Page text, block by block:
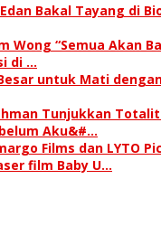
Bakal Tayang di
Wong “Semua Akan
di …
untuk Mati
Tunjukkan
Aku&#…
Films dan LYTO
film Baby U…